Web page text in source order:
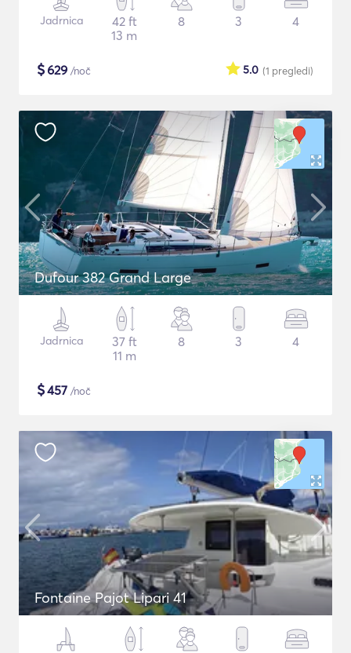
Jadrnica
42 ft
13 m
8 3 4
$629 /noč (1 pregledi)
5.0
Dufour 382 Grand Large
Jadrnica
37 ft
11 m
8 3 4
$457 /noč
Fontaine Pajot Lipari 41